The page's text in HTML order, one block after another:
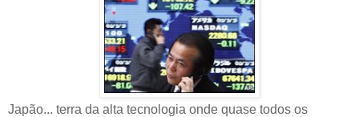
Japão... terra da alta tecnologia onde quase todos os